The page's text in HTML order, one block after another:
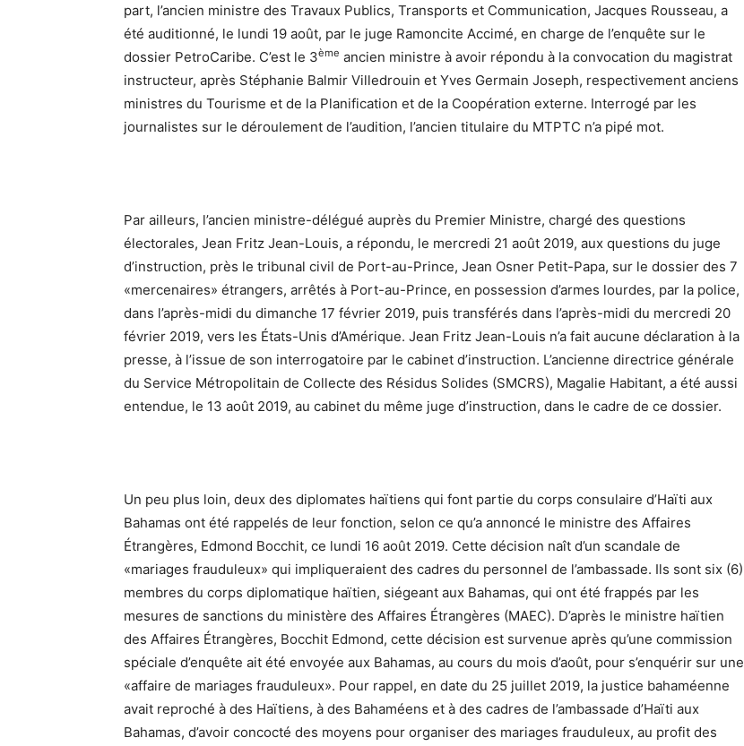
part, l’ancien ministre des Travaux Publics, Transports et Communication, Jacques Rousseau, a
été auditionné, le lundi 19 août, par le juge Ramoncite Accimé, en charge de l’enquête sur le
dossier PetroCaribe. C’est le 3ème ancien ministre à avoir répondu à la convocation du magistrat
instructeur, après Stéphanie Balmir Villedrouin et Yves Germain Joseph, respectivement anciens
ministres du Tourisme et de la Planification et de la Coopération externe. Interrogé par les
journalistes sur le déroulement de l’audition, l’ancien titulaire du MTPTC n’a pipé mot.
Par ailleurs, l’ancien ministre-délégué auprès du Premier Ministre, chargé des questions
électorales, Jean Fritz Jean-Louis, a répondu, le mercredi 21 août 2019, aux questions du juge
d’instruction, près le tribunal civil de Port-au-Prince, Jean Osner Petit-Papa, sur le dossier des 7
«mercenaires» étrangers, arrêtés à Port-au-Prince, en possession d’armes lourdes, par la police,
dans l’après-midi du dimanche 17 février 2019, puis transférés dans l’après-midi du mercredi 20
février 2019, vers les États-Unis d’Amérique. Jean Fritz Jean-Louis n’a fait aucune déclaration à la
presse, à l’issue de son interrogatoire par le cabinet d’instruction. L’ancienne directrice générale
du Service Métropolitain de Collecte des Résidus Solides (SMCRS), Magalie Habitant, a été aussi
entendue, le 13 août 2019, au cabinet du même juge d’instruction, dans le cadre de ce dossier.
Un peu plus loin, deux des diplomates haïtiens qui font partie du corps consulaire d’Haïti aux
Bahamas ont été rappelés de leur fonction, selon ce qu’a annoncé le ministre des Affaires
Étrangères, Edmond Bocchit, ce lundi 16 août 2019. Cette décision naît d’un scandale de
«mariages frauduleux» qui impliqueraient des cadres du personnel de l’ambassade. Ils sont six (6)
membres du corps diplomatique haïtien, siégeant aux Bahamas, qui ont été frappés par les
mesures de sanctions du ministère des Affaires Étrangères (MAEC). D’après le ministre haïtien
des Affaires Étrangères, Bocchit Edmond, cette décision est survenue après qu’une commission
spéciale d’enquête ait été envoyée aux Bahamas, au cours du mois d’août, pour s’enquérir sur une
«affaire de mariages frauduleux». Pour rappel, en date du 25 juillet 2019, la justice bahaméenne
avait reproché à des Haïtiens, à des Bahaméens et à des cadres de l’ambassade d’Haïti aux
Bahamas, d’avoir concocté des moyens pour organiser des mariages frauduleux, au profit des